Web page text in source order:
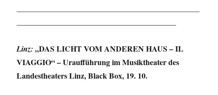
Linz: „DAS LICHT VOM ANDEREN HAUS – IL
VIAGGIO“– Uraufführung im Musiktheater des
Landestheaters Linz, Black Box, 19. 10.